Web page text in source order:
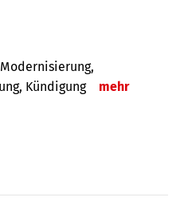
Kündigung
mehr